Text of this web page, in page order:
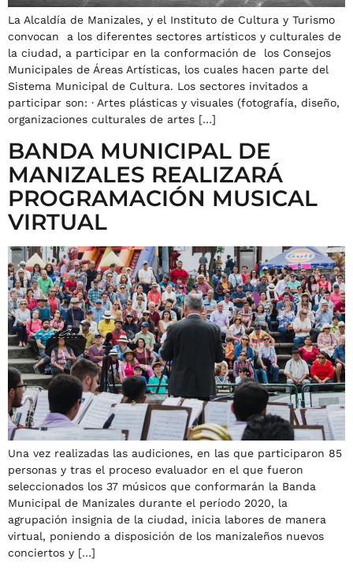
La Alcaldía de Manizales, y el Instituto de Cultura y Turismo
convocan a los diferentes sectores artísticos y culturales de
la ciudad, a participar en la conformación de los Consejos
Municipales de Áreas Artísticas, los cuales hacen parte del
Sistema Municipal de Cultura. Los sectores invitados a
participar son: · Artes plásticas y visuales (fotografía, diseño,
organizaciones culturales de artes […]
BANDA MUNICIPAL DE
MANIZALES REALIZARÁ
PROGRAMACIÓN MUSICAL
VIRTUAL
Una vez realizadas las audiciones, en las que participaron 85
personas y tras el proceso evaluador en el que fueron
seleccionados los 37 músicos que conformarán la Banda
Municipal de Manizales durante el período 2020, la
agrupación insignia de la ciudad, inicia labores de manera
virtual, poniendo a disposición de los manizaleños nuevos
conciertos y […]